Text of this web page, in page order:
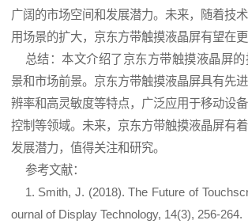
广阔的市场空间和发展潜力。未来，随着技
用场景的扩大，京东方带触摸液晶屏有望在更
总结：本文介绍了京东方带触摸液晶屏
景和市场前景。京东方带触摸液晶屏具有先
辨率和高灵敏度等特点，广泛应用于移动设
控制等领域。未来，京东方带触摸液晶屏有
发展潜力，值得关注和研究。
参考文献：
1. Smith, J. (2018). The Future of
ournal of Display Technology, 14(3), 256-264.